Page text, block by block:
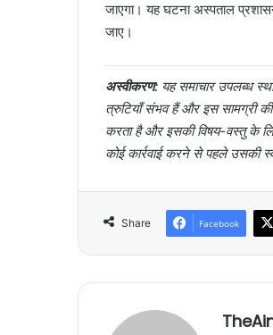
जाएगा। यह घटना अस्पताल
जाए।
अस्वीकरण: यह समाचार उपलब्ध
त्रुटियाँ संभव हैं और इस सामग्री
करता है और इसकी विषय-वस्तु के
कोई कार्रवाई करने से पहले उसकी
Share Facebook